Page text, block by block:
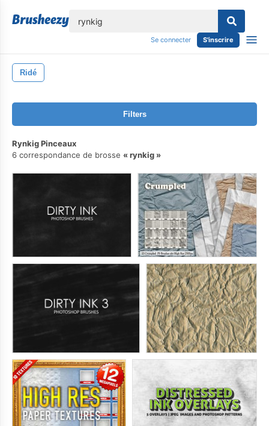
Se connecter S'inscrire
Ridé
Filters
Rynkig Pinceaux
6 correspondance de brosse
rynkig